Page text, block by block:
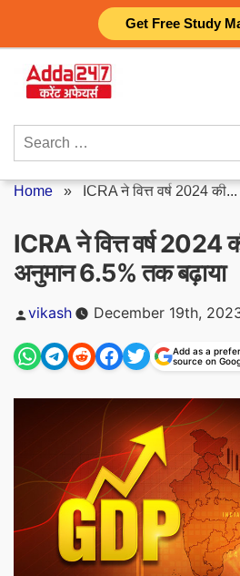
Get Free Study
content
Search
Home » ICRA ने वित्त वर्ष 2024 की...
ICRA ने वित्त वर्ष 2024
अनुमान 6.5% तक बढ़ाया
Posted
vikash December 19th,
Add as a
source on